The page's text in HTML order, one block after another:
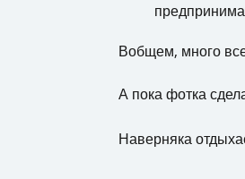
Вобщем, много
А пока фотка
Наверняка